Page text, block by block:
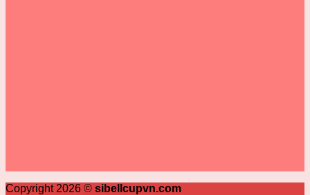
Copyright 2026 © sibellcupvn.com